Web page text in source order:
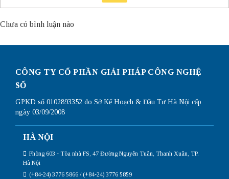
Chưa có bình luận nào
CÔNG TY CỔ PHẦN GIẢI PHÁP CÔNG NGHỆ
SỐ
GPKD số 0102893352 do Sở Kế Hoạch & Đầu Tư Hà Nội cấp
ngày 03/09/2008
HÀ NỘI
Phòng 603 - Tòa nhà FS, 47 Đường Nguyễn Tuân, Thanh Xuân, TP.
Hà Nội
(+84-24) 3776 5866 / (+84-24) 3776 5859